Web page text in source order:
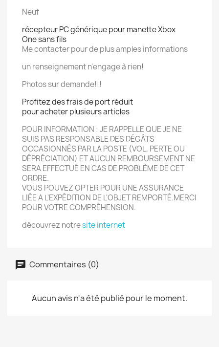
Neuf
récepteur PC générique pour manette Xbox
Onesans fils
Me contacter pour de plus amples informations
un renseignement n'engage à rien!
Photos sur demande!!!
Profitez des frais de port réduit
pour acheter plusieurs articles
POUR INFORMATION : JE RAPPELLE QUE JE NE
SUIS PAS RESPONSABLE DES DÉGÂTS
OCCASIONNÉS PAR LA POSTE (VOL, PERTE OU
DÉPRÉCIATION) ET AUCUN REMBOURSEMENT NE
SERA EFFECTUÉ EN CAS DE PROBLÈME DE CET
ORDRE.
VOUS POUVEZ OPTER POUR UNE ASSURANCE
LIÉE A L'EXPÉDITION DE L'OBJET REMPORTÉ.MERCI
POUR VOTRE COMPRÉHENSION.
découvrez notresite internet
Commentaires (0)
Aucun avis n'a été publié pour le moment.